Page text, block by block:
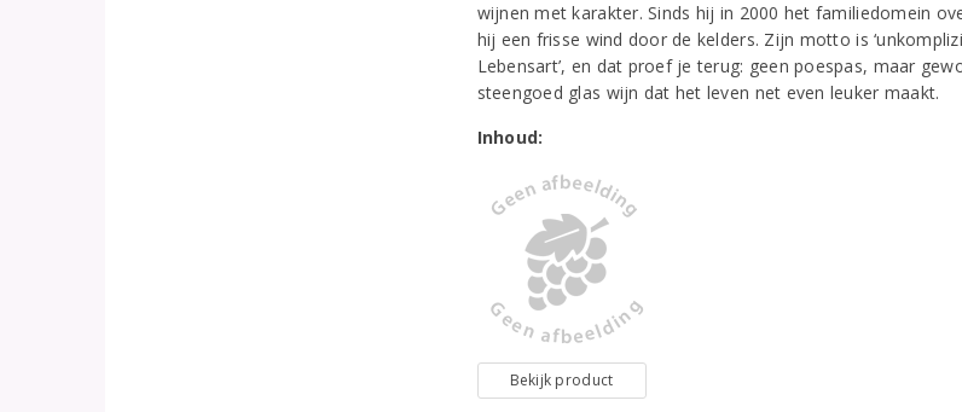
wijnen met karakter. Sinds hij in 2000 het familiedomein
hij een frisse wind door de kelders. Zijn motto is
Lebensart’, en dat proef je terug: geen poespas, maar
steengoed glas wijn dat het leven net even leuker maakt.
Inhoud:
Bekijk product